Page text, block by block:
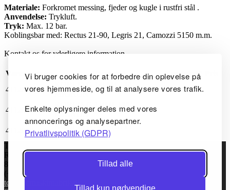
Vi bruger cookies for at forbedre din oplevelse på
vores hjemmeside, og til at analysere vores trafik.
Enkelte oplysninger deles med vores
annoncerings og analysepartner.
Privatlivspolitik (GDPR)
Tillad alle
Tillad kun nødvendige
Materiale: Forkromet messing, fjeder og kugle i rustfri stål .
Anvendelse: Trykluft.
Tryk: Max. 12 bar.
Koblingsbar med: Rectus 21-90, Legris 21, Camozzi 5150 m.m.
Kontakt os for yderligere information.
Varenummer Varetekst Varetekst2
4112010
KOBLING 1/8 MUFFE
MIGNON
4112020
KOBLING 1/4MUFFE
MIGNON
4112030
KOBLING 3/8 MUFFE
MIGNON
TC Maskinfabrik ApS
Rugvej 6
8920 Randers NV, Danmark
(+45) 86434144
tcm@tcmaskinfabrik.dk